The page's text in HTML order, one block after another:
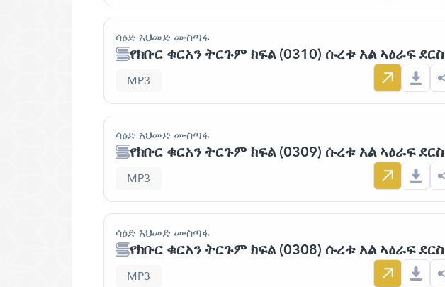
ሳዕድ አህመድ ሙስጣፋ
የክቡር ቁርአን ትርጉም ክፍል (0310) ሱረቱ አል ኣዕራፍ ደርስ
MP3
ሳዕድ አህመድ ሙስጣፋ
የክቡር ቁርአን ትርጉም ክፍል (0309) ሱረቱ አል ኣዕራፍ ደርስ
MP3
ሳዕድ አህመድ ሙስጣፋ
የክቡር ቁርአን ትርጉም ክፍል (0308) ሱረቱ አል ኣዕራፍ ደርስ
MP3